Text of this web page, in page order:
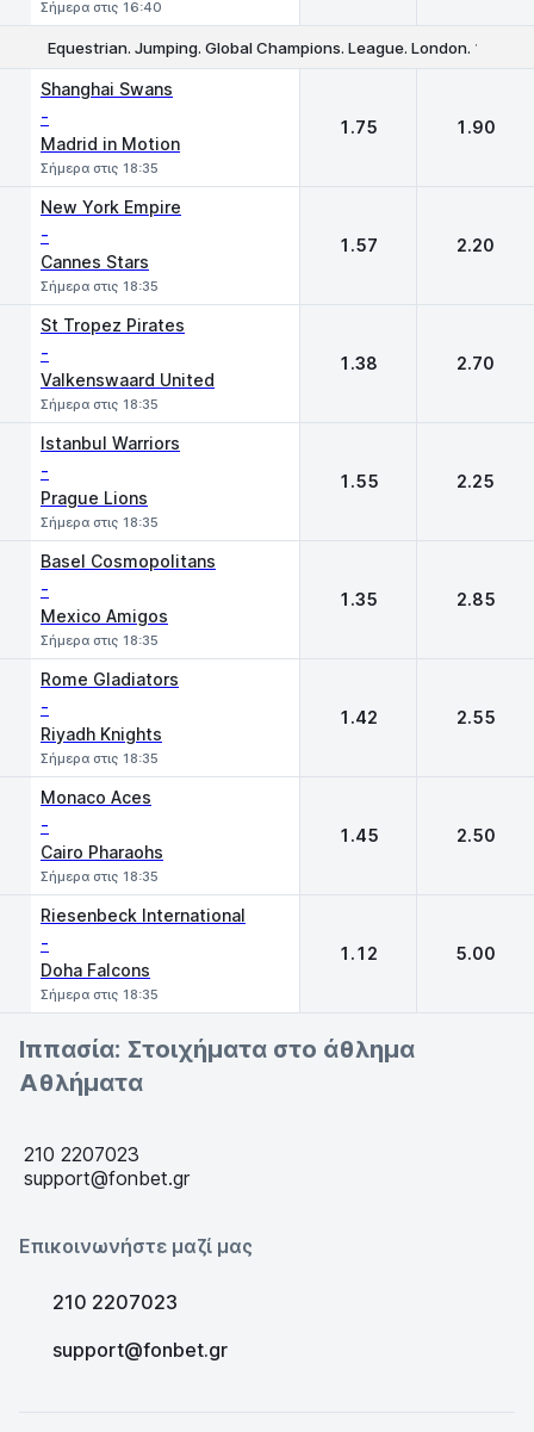
Σήμερα στις 16:40
Equestrian. Jumping. Global Champions. League. London. 1.60m.
Shanghai Swans
-
Madrid in Motion
Σήμερα στις 18:35
1.75 1.90
New York Empire
-
Cannes Stars
Σήμερα στις 18:35
1.57 2.20
St Tropez Pirates
-
Valkenswaard United
Σήμερα στις 18:35
1.38 2.70
Istanbul Warriors
-
Prague Lions
Σήμερα στις 18:35
1.55 2.25
Basel Cosmopolitans
-
Mexico Amigos
Σήμερα στις 18:35
1.35 2.85
Rome Gladiators
-
Riyadh Knights
Σήμερα στις 18:35
1.42 2.55
Monaco Aces
-
Cairo Pharaohs
Σήμερα στις 18:35
1.45 2.50
Riesenbeck International
-
Doha Falcons
Σήμερα στις 18:35
1.12 5.00
Ιππασία: Στοιχήματα στο άθλημα
Αθλήματα
210 2207023
support@fonbet.gr
Επικοινωνήστε μαζί μας
210 2207023
support@fonbet.gr